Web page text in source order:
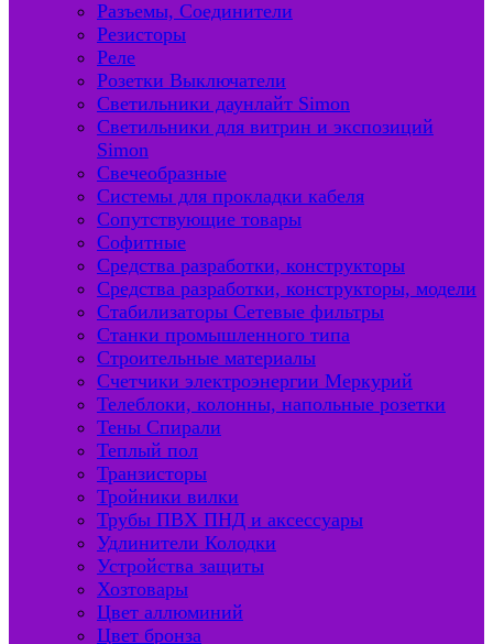
Разъемы, Соединители
Резисторы
Реле
Розетки Выключатели
Светильники даунлайт Simon
Светильники для витрин и экспозиций
Simon
Свечеобразные
Системы для прокладки кабеля
Сопутствующие товары
Софитные
Средства разработки, конструкторы
Средства разработки, конструкторы, модели
Стабилизаторы Сетевые фильтры
Станки промышленного типа
Строительные материалы
Счетчики электроэнергии Меркурий
Телеблоки, колонны, напольные розетки
Тены Спирали
Теплый пол
Транзисторы
Тройники вилки
Трубы ПВХ ПНД и аксессуары
Удлинители Колодки
Устройства защиты
Хозтовары
Цвет аллюминий
Цвет бронза